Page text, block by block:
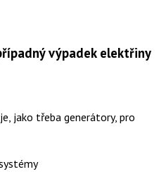
výpadek elektřiny
jako třeba generátory, pro